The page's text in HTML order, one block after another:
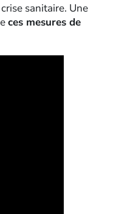
sanitaire. Une
ces mesures de